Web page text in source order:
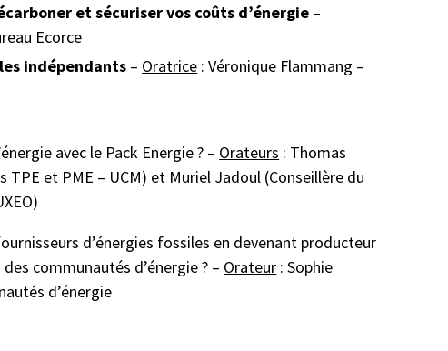
et sécuriser vos coûts d’énergie –
Ecorce
indépendants – Oratrice : Véronique Flammang –
avec le Pack Energie ? – Orateurs : Thomas
TPE et PME – UCM) et Muriel Jadoul (Conseillère du
d’énergies fossiles en devenant producteur
communautés d’énergie ? – Orateur : Sophie
d’énergie